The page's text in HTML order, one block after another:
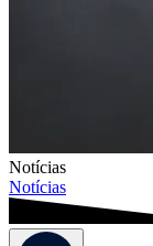
Notícias
Notícias